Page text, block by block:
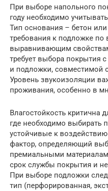
При выборе напольного
году необходимо
Тип основания – бетон
требования к подложке по
выравнивающим
требует выбора покрытия
и подложки, совместимой
Уровень звукоизоляции
проживания, особенно в
Влагостойкость критична
где необходимо выбирать
устойчивые к
фактор, определяющий
премиальными
срок службы покрытия и
При выборе подложки
тип (перфорированная,